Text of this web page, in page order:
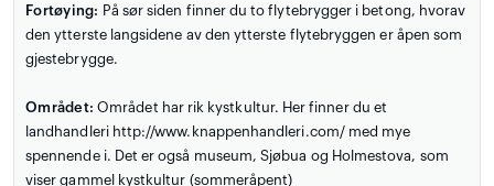
Fortøying: På sør siden finner du to flytebrygger i betong, hvorav
den ytterste langsidene av den ytterste flytebryggen er åpen som
gjestebrygge.
Området: Området har rik kystkultur. Her finner du et
landhandleri http://www.knappenhandleri.com/ med mye
spennende i. Det er også museum, Sjøbua og Holmestova, som
viser gammel kystkultur (sommeråpent)